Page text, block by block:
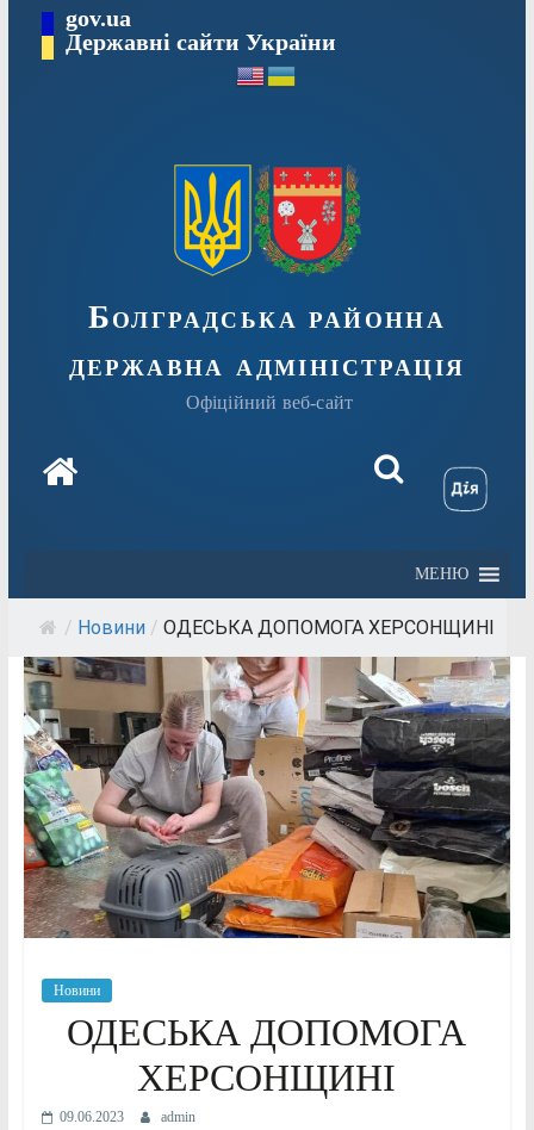
Перейтиgov.ua
Державні сайти України
Болградська районна
державна адміністрація
Офіційний веб-сайт
МЕНЮ
/ Новини / ОДЕСЬКА ДОПОМОГА ХЕРСОНЩИНІ
Новини
ОДЕСЬКА ДОПОМОГА
ХЕРСОНЩИНІ
09.06.2023 admin